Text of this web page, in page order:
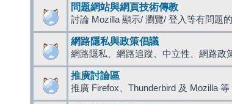
問題網站與網頁技術傳教
討論 Mozilla 顯示/ 瀏覽/ 登入等有問題
網路隱私與政策倡議
網路隱私、網路追蹤、中立性、網路政
推廣討論區
推廣 Firefox、Thunderbird 及 Mozilla